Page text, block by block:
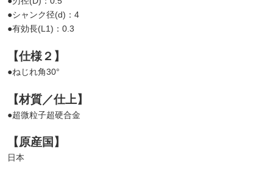
●シャンク径(d)：4
●有効長(L1)：0.3
【仕様２】
●ねじれ角30°
【材質／仕上】
●超微粒子超硬合金
【原産国】
日本